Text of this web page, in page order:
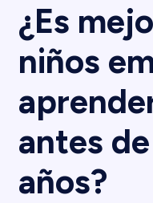
¿Es
niños
antes
años?